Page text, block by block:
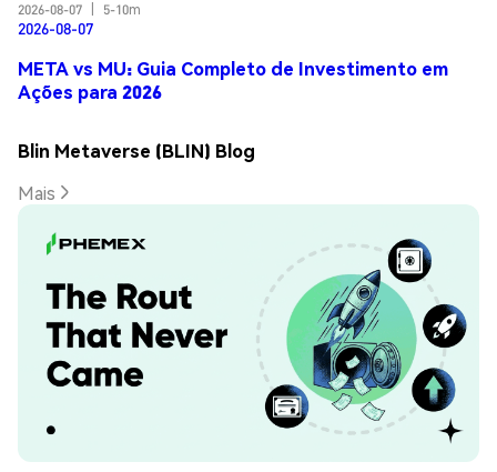
2026-08-07
5-10m
2026-08-07
META vs MU: Guia Completo de Investimento em
Ações para 2026
Blin Metaverse (BLIN) Blog
Mais